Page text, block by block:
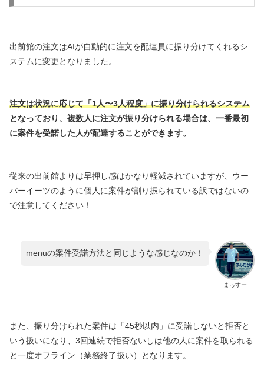
出前館の注文はAIが自動的に注文を配達員に振り分けてくれるシ
ステムに変更となりました。
注文は状況に応じて「1人〜3人程度」に振り分けられるシステム
となっており、複数人に注文が振り分けられる場合は、一番最初
に案件を受諾した人が配達することができます。
従来の出前館よりは早押し感はかなり軽減されていますが、ウー
バーイーツのように個人に案件が割り振られている訳ではないの
で注意してください！
まっすー
menuの案件受諾方法と同じような感じなのか！
また、振り分けられた案件は「45秒以内」に受諾しないと拒否と
いう扱いになり、3回連続で拒否ないしは他の人に案件を取られる
と一度オフライン（業務終了扱い）となります。